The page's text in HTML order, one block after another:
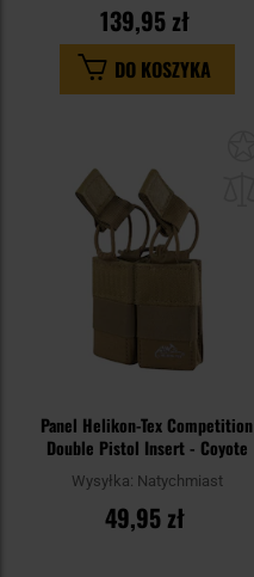
139,95 zł
DO KOSZYKA
Panel Helikon-Tex Competition
Double Pistol Insert - Coyote
Wysyłka: Natychmiast
49,95 zł